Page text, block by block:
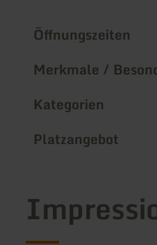
Öffnungszeiten
Merkmale /
Kategorien
Platzangebot